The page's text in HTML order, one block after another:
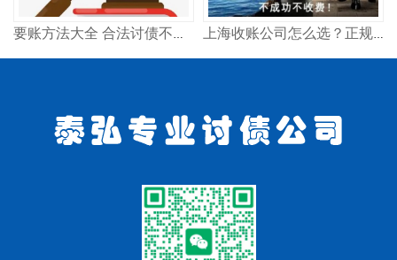
要账方法大全 合法讨债不违法 试试这几招 上海收账公司怎么选？正规高效追债方法分享